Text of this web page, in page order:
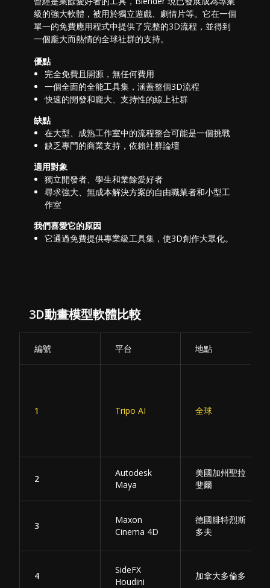
級的強大軟體，被用於獨立遊戲、劇情片等。它在一個
單一的免費應用程式中提供了完整的3D流程，並得到
一個龐大而熱情的全球社群的支持。
優點
完全免費且開源，無任何費用
一個全面的全能工具集，涵蓋整個3D流程
快速的開發和龐大、支持性的線上社群
缺點
在大型、成熟工作室中的流程整合可能是一個挑戰
缺乏專門的商業支持，依賴社群論壇
適用對象
獨立開發者、學生和業餘愛好者
尋求強大、無成本解決方案的自由職業者和小型工
作室
我們喜愛它的原因
它通過免費提供專業級工具集，使3D創作大眾化。
3D動畫模型軟體比較
編號 平台 地點
1 Tripo AI 全球
2
Autodesk
Maya
美國加州聖拉
斐爾
3
Maxon
Cinema 4D
德國腓特烈斯
多夫
4
SideFX
Houdini
加拿大多倫多